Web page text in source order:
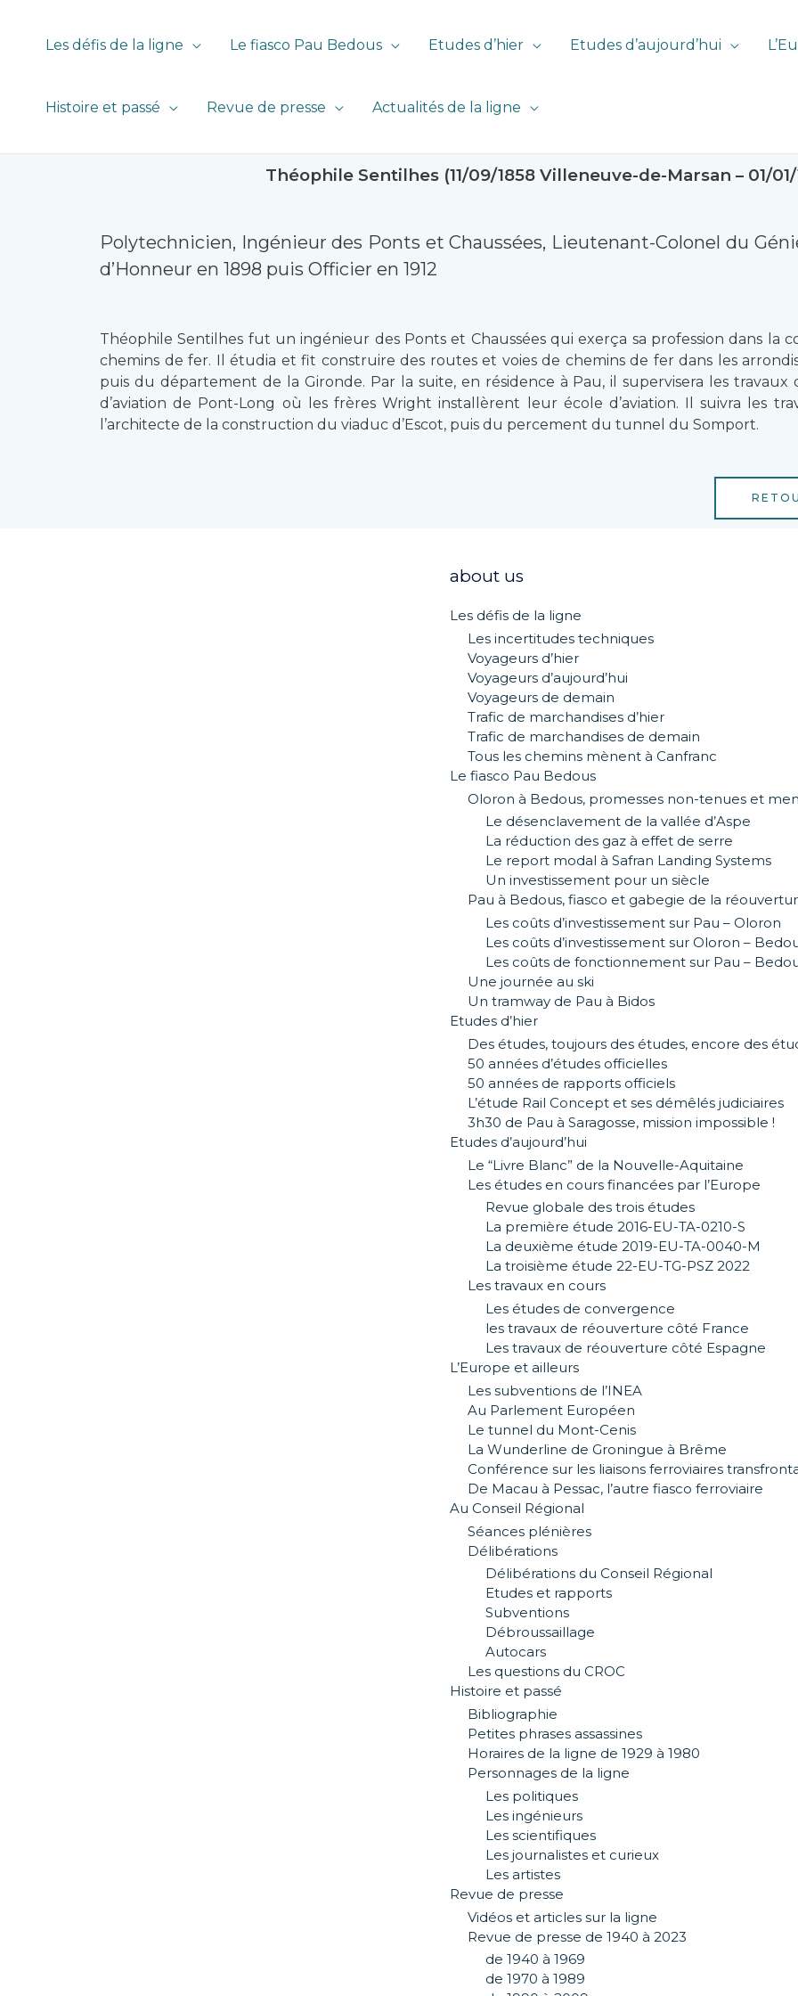
Les défis de la ligne Le fiasco Pau Bedous Etudes d’hier Etudes d’aujourd’hui
Histoire et passé Revue de presse Actualités de la ligne
Théophile Sentilhes (11/09/1858 Villeneuve-de-Marsan – 01/
Polytechnicien, Ingénieur des Ponts et Chaussées, Lieutenant-Colonel du
d’Honneur en 1898 puis Officier en 1912
Théophile Sentilhes fut un ingénieur des Ponts et Chaussées qui exerça sa profession dans la
chemins de fer. Il étudia et fit construire des routes et voies de chemins de fer dans les
puis du département de la Gironde. Par la suite, en résidence à Pau, il supervisera les
d’aviation de Pont-Long où les frères Wright installèrent leur école d’aviation. Il suivra les
l’architecte de la construction du viaduc d’Escot, puis du percement du tunnel du Somport.
about us
Les défis de la ligne
Les incertitudes techniques
Voyageurs d’hier
Voyageurs d’aujourd’hui
Voyageurs de demain
Trafic de marchandises d’hier
Trafic de marchandises de demain
Tous les chemins mènent à Canfranc
Le fiasco Pau Bedous
Oloron à Bedous, promesses non-tenues et
Le désenclavement de la vallée d’Aspe
La réduction des gaz à effet de serre
Le report modal à Safran Landing Systems
Un investissement pour un siècle
Pau à Bedous, fiasco et gabegie de la
Les coûts d’investissement sur Pau – Oloron
Les coûts d’investissement sur Oloron –
Les coûts de fonctionnement sur Pau –
Une journée au ski
Un tramway de Pau à Bidos
Etudes d’hier
Des études, toujours des études, encore des
50 années d’études officielles
50 années de rapports officiels
L’étude Rail Concept et ses démêlés judiciaires
3h30 de Pau à Saragosse, mission impossible !
Etudes d’aujourd’hui
Le “Livre Blanc” de la Nouvelle-Aquitaine
Les études en cours financées par l’Europe
Revue globale des trois études
La première étude 2016-EU-TA-0210-S
La deuxième étude 2019-EU-TA-0040-M
La troisième étude 22-EU-TG-PSZ 2022
Les travaux en cours
Les études de convergence
les travaux de réouverture côté France
Les travaux de réouverture côté Espagne
L’Europe et ailleurs
Les subventions de l’INEA
Au Parlement Européen
Le tunnel du Mont-Cenis
La Wunderline de Groningue à Brême
Conférence sur les liaisons ferroviaires
De Macau à Pessac, l’autre fiasco ferroviaire
Au Conseil Régional
Séances plénières
Délibérations
Délibérations du Conseil Régional
Etudes et rapports
Subventions
Débroussaillage
Autocars
Les questions du CROC
Histoire et passé
Bibliographie
Petites phrases assassines
Horaires de la ligne de 1929 à 1980
Personnages de la ligne
Les politiques
Les ingénieurs
Les scientifiques
Les journalistes et curieux
Les artistes
Revue de presse
Vidéos et articles sur la ligne
Revue de presse de 1940 à 2023
de 1940 à 1969
de 1970 à 1989